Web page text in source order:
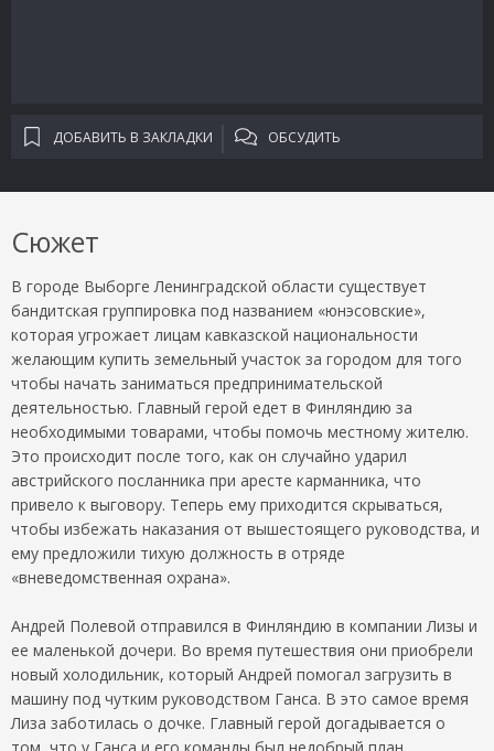
ДОБАВИТЬ В ЗАКЛАДКИ ОБСУДИТЬ
Сюжет
В городе Выборге Ленинградской области существует
бандитская группировка под названием «юнэсовские»,
которая угрожает лицам кавказской национальности
желающим купить земельный участок за городом для того
чтобы начать заниматься предпринимательской
деятельностью. Главный герой едет в Финляндию за
необходимыми товарами, чтобы помочь местному жителю.
Это происходит после того, как он случайно ударил
австрийского посланника при аресте карманника, что
привело к выговору. Теперь ему приходится скрываться,
чтобы избежать наказания от вышестоящего руководства, и
ему предложили тихую должность в отряде
«вневедомственная охрана».
Андрей Полевой отправился в Финляндию в компании Лизы и
ее маленькой дочери. Во время путешествия они приобрели
новый холодильник, который Андрей помогал загрузить в
машину под чутким руководством Ганса. В это самое время
Лиза заботилась о дочке. Главный герой догадывается о